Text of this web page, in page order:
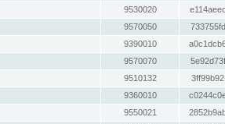
9530020
9570050
9390010
9570070
9510132
9360010
9550021